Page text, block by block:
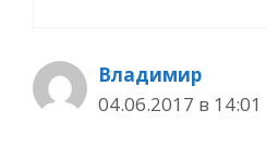
Владимир
04.06.2017 в 14:01